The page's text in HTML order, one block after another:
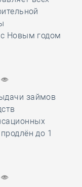
Новым годом
займов
до 1